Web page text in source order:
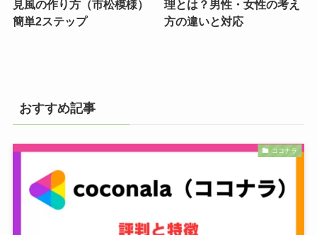
見風の作り方（市松模様）
簡単2ステップ
理とは？男性・女性の考え
方の違いと対応
おすすめ記事
ココナラ